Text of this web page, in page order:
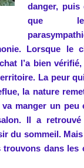
danger, puis
que le
Lorsque le
l’a bien
La peur
la nature
manger un peu
Il a retrouvé
du sommeil. Mais
dans les